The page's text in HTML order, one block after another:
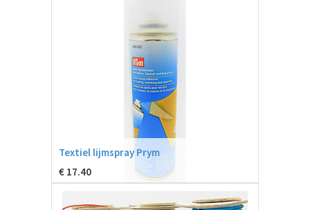
Textiel lijmspray Prym
€ 17.40